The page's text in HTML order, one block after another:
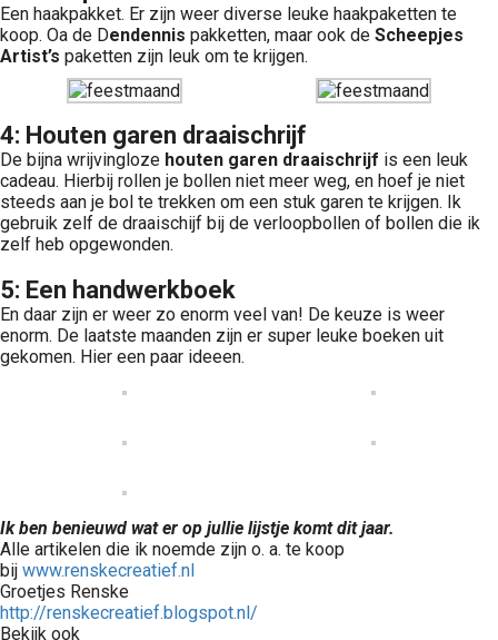
Een haakpakket. Er zijn weer diverse leuke haakpaketten te
koop. Oa de Dendennis pakketten, maar ook de Scheepjes
Artist’s paketten zijn leuk om te krijgen.
4: Houten garen draaischrijf
De bijna wrijvingloze houten garen draaischrijf is een leuk
cadeau. Hierbij rollen je bollen niet meer weg, en hoef je niet
steeds aan je bol te trekken om een stuk garen te krijgen. Ik
gebruik zelf de draaischijf bij de verloopbollen of bollen die ik
zelf heb opgewonden.
5: Een handwerkboek
En daar zijn er weer zo enorm veel van! De keuze is weer
enorm. De laatste maanden zijn er super leuke boeken uit
gekomen. Hier een paar ideeen.
Ik ben benieuwd wat er op jullie lijstje komt dit jaar.
Alle artikelen die ik noemde zijn o. a. te koop
bij www.renskecreatief.nl
Groetjes Renske
http://renskecreatief.blogspot.nl/
Bekijk ook